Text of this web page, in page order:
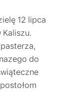
12 lipca
Kaliszu.
do